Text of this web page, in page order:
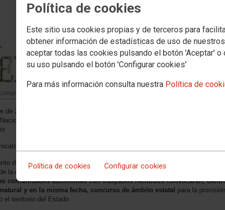
Política de cookies
Este sitio usa cookies propias y de terceros para
obtener información de estadísticas de uso de
aceptar todas las cookies pulsando el botón 'Aceptar' o
su uso pulsando el botón 'Configurar cookies'
Para más información consulta nuestra Política de
Política de cookies Configurar cookies
y Ciencias Forenses
de 2021 no se ha convocado concurso de traslado de puestos genéricos
de Toxicología y Ciencias Forenses, Facultativos, Técnicos
a través de la Orden JUS/1110/2021, de 27 de septiembre
de Ingreso, Provisión de Puestos de Trabajo y Promoción Profesional
la Administración de Justicia establece que
comunidades autónomas con traspasos recibidos convocarán,
y en la misma fecha, concurso de ámbito estatal para la
el territorio del Estado